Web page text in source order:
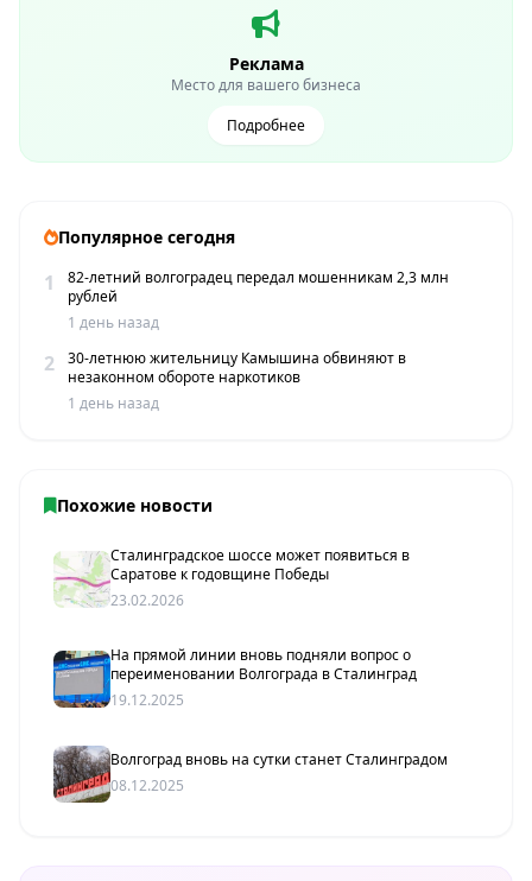
Реклама
Место для вашего бизнеса
Подробнее
Популярное сегодня
1
82-летний волгоградец передал мошенникам 2,3 млн
рублей
1 день назад
2
30-летнюю жительницу Камышина обвиняют в
незаконном обороте наркотиков
1 день назад
Похожие новости
Сталинградское шоссе может появиться в
Саратове к годовщине Победы
23.02.2026
На прямой линии вновь подняли вопрос о
переименовании Волгограда в Сталинград
19.12.2025
Волгоград вновь на сутки станет Сталинградом
08.12.2025